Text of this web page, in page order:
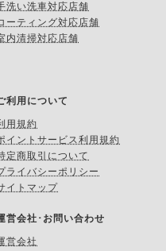
洗い洗車対応店舗
ーティング対応店舗
内清掃対応店舗
利用について
用規約
イントサービス利用規約
定商取引について
ライバシーポリシー
イトマップ
営会社･お問い合わせ
営会社